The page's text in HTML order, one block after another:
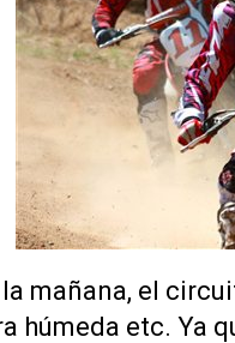
mañana, el
húmeda etc. Ya